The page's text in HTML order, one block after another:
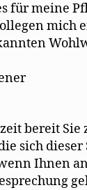
für meine
mich
bereit Sie
sich dieser
Ihnen